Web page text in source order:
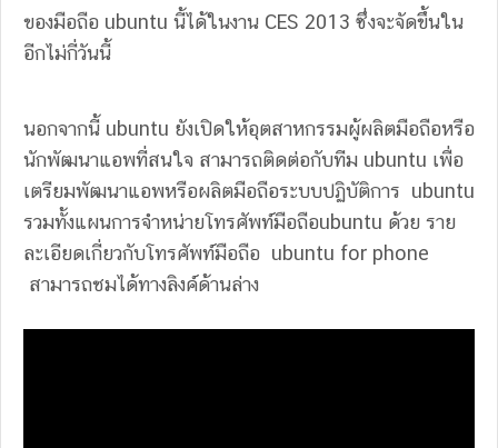
ของมือถือ ubuntu นี้ได้ในงาน CES 2013 ซึ่งจะจัดขึ้นใน
อีกไม่กี่วันนี้
นอกจากนี้ ubuntu ยังเปิดให้อุตสาหกรรมผู้ผลิตมือถือหรือ
นักพัฒนาแอพที่สนใจ สามารถติดต่อกับทีม ubuntu เพื่อ
เตรียมพัฒนาแอพหรือผลิตมือถือระบบปฏิบัติการ ubuntu
รวมทั้งแผนการจำหน่ายโทรศัพท์มือถือubuntu ด้วย ราย
ละเอียดเกี่ยวกับโทรศัพท์มือถือ ubuntu for phone
สามารถชมได้ทางลิงค์ด้านล่าง